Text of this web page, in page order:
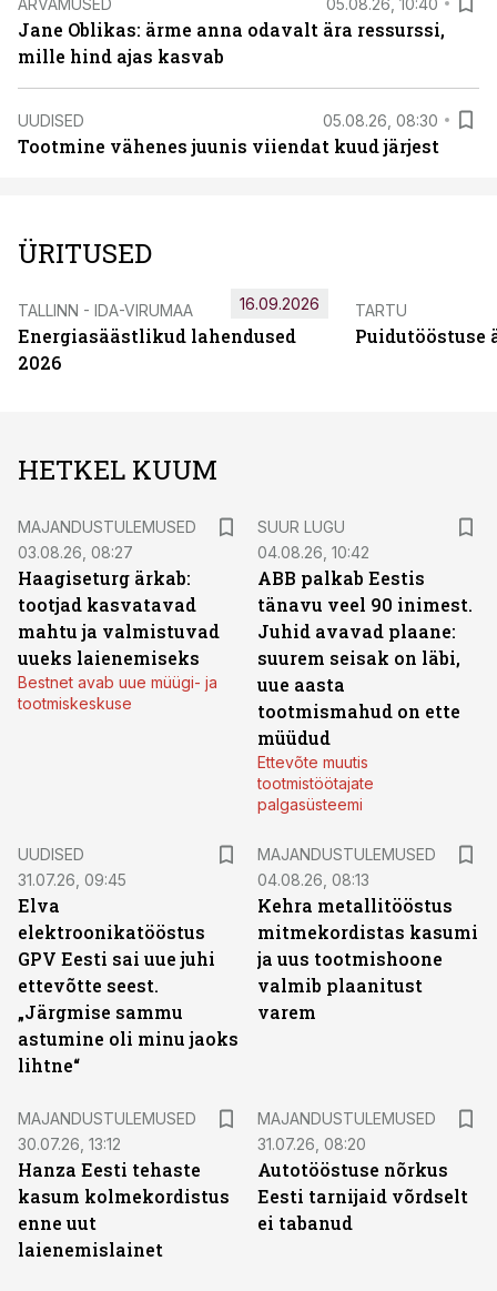
Jane Oblikas: ärme anna odavalt ära ressurssi,
mille hind ajas kasvab
UUDISED 05.08.26, 08:30
Tootmine vähenes juunis viiendat kuud järjest
ÜRITUSED
TALLINN - IDA-VIRUMAA
Energiasäästlikud lahendused
2026
16.09.2026 TARTU
Puidutööstuse
HETKEL KUUM
MAJANDUSTULEMUSED
03.08.26, 08:27
Haagiseturg ärkab:
tootjad kasvatavad
mahtu ja valmistuvad
uueks laienemiseks
Bestnet avab uue müügi- ja
tootmiskeskuse
SUUR LUGU
04.08.26, 10:42
ABB palkab Eestis
tänavu veel 90 inimest.
Juhid avavad plaane:
suurem seisak on läbi,
uue aasta
tootmismahud on ette
müüdud
Ettevõte muutis
tootmistöötajate
palgasüsteemi
UUDISED
31.07.26, 09:45
Elva
elektroonikatööstus
GPV Eesti sai uue juhi
ettevõtte seest.
„Järgmise sammu
astumine oli minu jaoks
lihtne“
MAJANDUSTULEMUSED
04.08.26, 08:13
Kehra metallitööstus
mitmekordistas kasumi
ja uus tootmishoone
valmib plaanitust
varem
MAJANDUSTULEMUSED
30.07.26, 13:12
Hanza Eesti tehaste
kasum kolmekordistus
enne uut
laienemislainet
MAJANDUSTULEMUSED
31.07.26, 08:20
Autotööstuse nõrkus
Eesti tarnijaid võrdselt
ei tabanud